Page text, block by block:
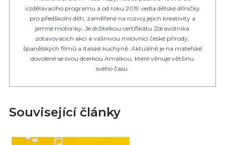
vzdělávacího programu a od roku 2019 vedla dětské dílničky
pro předškolní děti, zaměřené na rozvoj jejich kreativity a
jemné motoriky. Je držitelkou certifikátu Zdravotníka
zotavovacích akcí a vášnivou milovnicí české přírody,
španělských filmů a italské kuchyně. Aktuálně je na mateřské
dovolené se svou dcerkou Amálkou, které věnuje většinu
svého času.
Související články